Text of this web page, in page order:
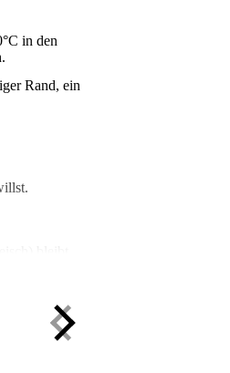
in den
Rand, ein
bleibt
und